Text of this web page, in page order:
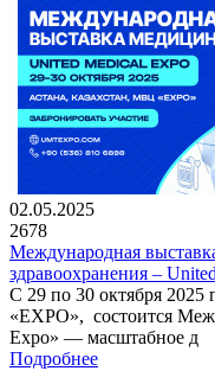
02.05.2025
2678
Международная
здравоохранения –
С 29 по 30 октября 2025
«EXPO», состоится
Expo» — масштабное д
Подробнее